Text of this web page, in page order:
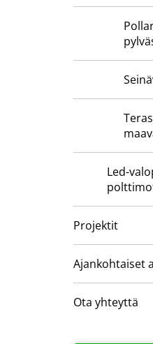
Led-
Projektit
Ajankohtaiset
Ota yhteyttä